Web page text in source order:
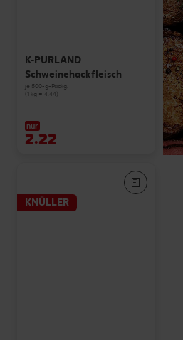
K-PURLAND
Schweinehackfleisch
je 500-g-Packg.
(1 kg = 4.44)
nur
2.22
KNÜLLER